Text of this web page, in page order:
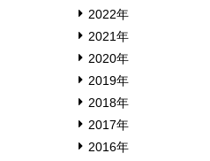
2022年
2021年
2020年
2019年
2018年
2017年
2016年